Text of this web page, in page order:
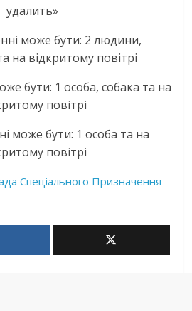
Спеціального Призначення